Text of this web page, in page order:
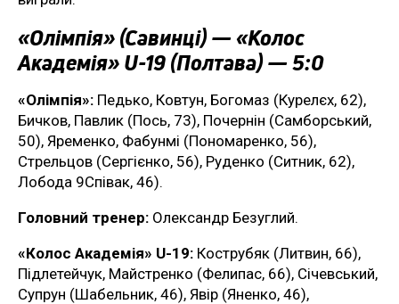
«Олімпія» (Савинці) — «Колос
Академія» U-19 (Полтава) — 5:0
«Олімпія»: Педько, Ковтун, Богомаз (Курелєх, 62),
Бичков, Павлик (Пось, 73), Почернін (Самборський,
50), Яременко, Фабунмі (Пономаренко, 56),
Стрельцов (Сергієнко, 56), Руденко (Ситник, 62),
Лобода 9Співак, 46).
Головний тренер: Олександр Безуглий.
«Колос Академія» U-19: Кострубяк (Литвин, 66),
Підлетейчук, Майстренко (Фелипас, 66), Січевський,
Супрун (Шабельник, 46), Явір (Яненко, 46),